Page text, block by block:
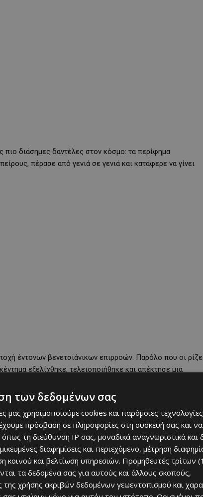
πιο διάσημες δαντέλες στον κόσμο: τα περίφημα
πέρασε από γενιά σε γενιά και κατάφερε να γίνει
έντονων βενετσιάνικων επιρροών. Παρόλο που οι
εξελίχθηκε, τελειοποιήθηκε και απέκτησε μια
συνθέτουν την ταυτότητα αυτής της δαντέλας, που
των δεδομένων σας
μας χρησιμοποιούμε cookies και παρόμοιες
πρόσβαση σε πληροφορίες στη συσκευή σας και
τη διεύθυνση IP σας, μοναδικά αναγνωριστικά και
διαφημίσεις και περιεχόμενο, μέτρηση
κοινού και βελτίωση υπηρεσιών. Προμηθευτές τρίτων
τα δεδομένα σας για αυτούς και άλλους σκοπούς,
χρήσης ακριβών δεδομένων γεωεντοπισμού και